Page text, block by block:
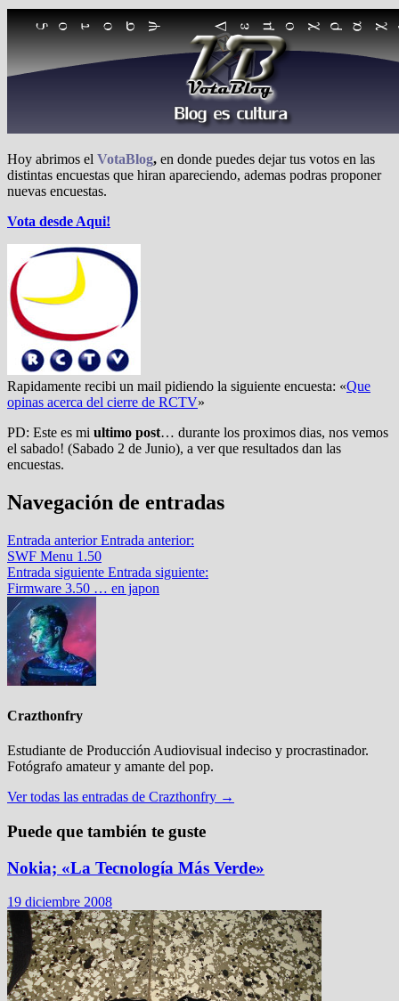
Hoy abrimos el VotaBlog, en donde puedes dejar tus votos en las
distintas encuestas que hiran apareciendo, ademas podras proponer
nuevas encuestas.
Vota desde Aqui!
Rapidamente recibi un mail pidiendo la siguiente encuesta: «Que
opinas acerca del cierre de RCTV»
PD: Este es mi ultimo post… durante los proximos dias, nos vemos
el sabado! (Sabado 2 de Junio), a ver que resultados dan las
encuestas.
Navegación de entradas
Entrada anterior Entrada anterior:
SWF Menu 1.50
Entrada siguiente Entrada siguiente:
Firmware 3.50 … en japon
Crazthonfry
Estudiante de Producción Audiovisual indeciso y procrastinador.
Fotógrafo amateur y amante del pop.
Ver todas las entradas de Crazthonfry →
Puede que también te guste
Nokia; «La Tecnología Más Verde»
19 diciembre 2008